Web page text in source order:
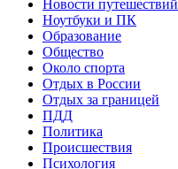
Новости путешествий
Ноутбуки и ПК
Образование
Общество
Около спорта
Отдых в России
Отдых за границей
ПДД
Политика
Происшествия
Психология